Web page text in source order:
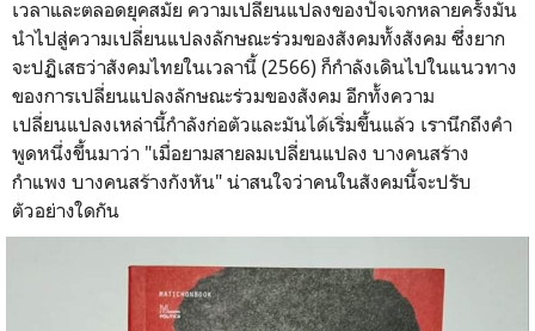
เวลาและตลอดยุคสมัย ความเปลี่ยนแปลงของปัจเจกหลายครั้งมัน
นำไปสู่ความเปลี่ยนแปลงลักษณะร่วมของสังคมทั้งสังคม ซึ่งยาก
จะปฏิเสธว่าสังคมไทยในเวลานี้ (2566) ก็กำลังเดินไปในแนวทาง
ของการเปลี่ยนแปลงลักษณะร่วมของสังคม อีกทั้งความ
เปลี่ยนแปลงเหล่านี้กำลังก่อตัวและมันได้เริ่มขึ้นแล้ว เรานึกถึงคำ
พูดหนึ่งขึ้นมาว่า "เมื่อยามสายลมเปลี่ยนแปลง บางคนสร้าง
กำแพง บางคนสร้างกังหัน" น่าสนใจว่าคนในสังคมนี้จะปรับ
ตัวอย่างใดกัน